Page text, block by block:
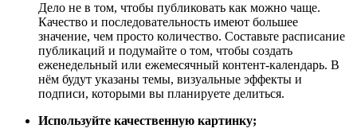
Дело не в том, чтобы публиковать как можно чаще.
Качество и последовательность имеют большее
значение, чем просто количество. Составьте расписание
публикаций и подумайте о том, чтобы создать
еженедельный или ежемесячный контент-календарь. В
нём будут указаны темы, визуальные эффекты и
подписи, которыми вы планируете делиться.
Используйте качественную картинку;